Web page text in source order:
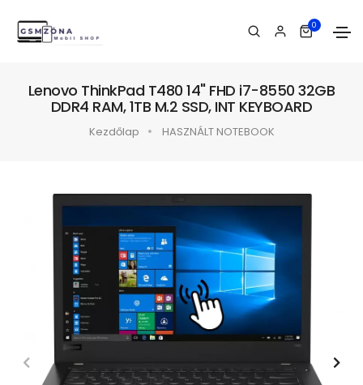
0
Lenovo ThinkPad T480 14" FHD i7-8550 32GB
DDR4 RAM, 1TB M.2 SSD, INT KEYBOARD
Kezdőlap HASZNÁLT NOTEBOOK